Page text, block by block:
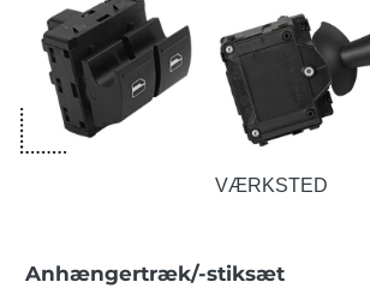
VÆRKSTED
Anhængertræk/-stiksæt